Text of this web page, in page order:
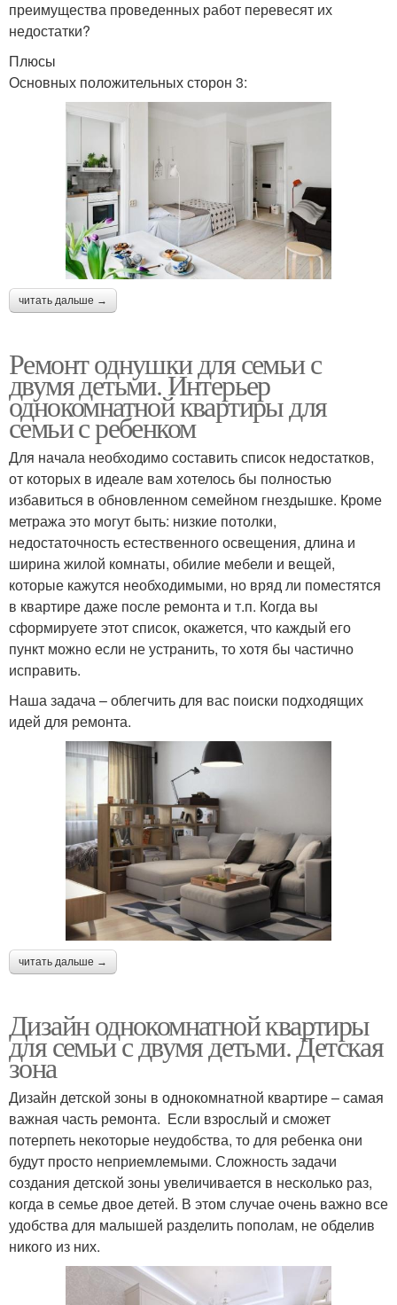
преимущества проведенных работ перевесят их
недостатки?
Плюсы
Основных положительных сторон 3:
читать дальше →
Ремонт однушки для семьи с
двумя детьми. Интерьер
однокомнатной квартиры для
семьи с ребенком
Для начала необходимо составить список недостатков,
от которых в идеале вам хотелось бы полностью
избавиться в обновленном семейном гнездышке. Кроме
метража это могут быть: низкие потолки,
недостаточность естественного освещения, длина и
ширина жилой комнаты, обилие мебели и вещей,
которые кажутся необходимыми, но вряд ли поместятся
в квартире даже после ремонта и т.п. Когда вы
сформируете этот список, окажется, что каждый его
пункт можно если не устранить, то хотя бы частично
исправить.
Наша задача – облегчить для вас поиски подходящих
идей для ремонта.
читать дальше →
Дизайн однокомнатной квартиры
для семьи с двумя детьми. Детская
зона
Дизайн детской зоны в однокомнатной квартире – самая
важная часть ремонта. Если взрослый и сможет
потерпеть некоторые неудобства, то для ребенка они
будут просто неприемлемыми. Сложность задачи
создания детской зоны увеличивается в несколько раз,
когда в семье двое детей. В этом случае очень важно все
удобства для малышей разделить пополам, не обделив
никого из них.